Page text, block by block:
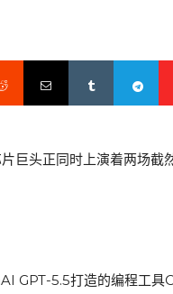
巨头正同时上演着两场
GPT-5.5打造的编程工